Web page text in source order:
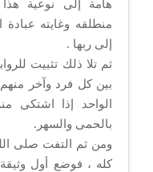
هامة إلى نوعية
منطلقه وغايته عبادة
إلى ربها .
ثم تلا ذلك تثبيت
بين كل فرد وآخر
الواحد إذا اشتكى
بالحمى والسهر.
ومن ثم التفت صلى
كله ، فوضع أول